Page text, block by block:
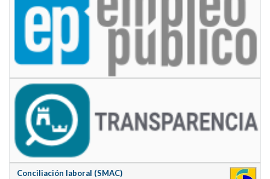
Conciliación laboral (SMAC)